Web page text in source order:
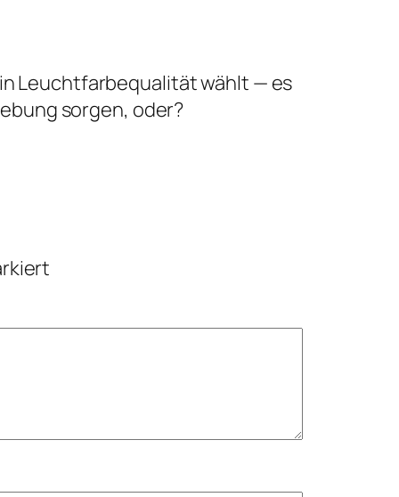
Leuchtfarbequalität wählt — es
sorgen, oder?